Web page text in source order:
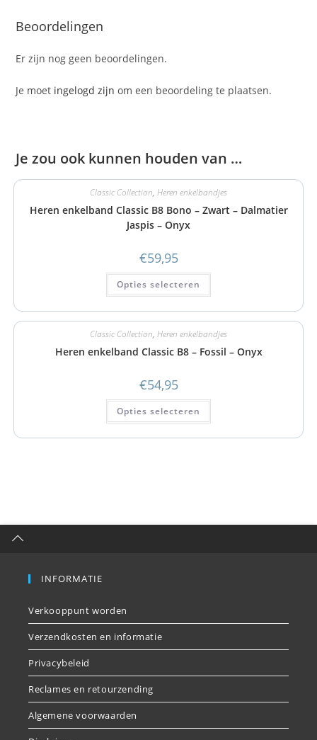
Beoordelingen
Er zijn nog geen beoordelingen.
Je moet ingelogd zijn om een beoordeling te plaatsen.
Je zou ook kunnen houden van …
Classic Collection, Heren enkelbandjes
Heren enkelband Classic B8 Bono – Zwart – Dalmatier
Jaspis – Onyx
€59,95
Opties selecteren
Classic Collection, Heren enkelbandjes
Heren enkelband Classic B8 – Fossil – Onyx
€54,95
Opties selecteren
INFORMATIE
Verkooppunt worden
Verzendkosten en informatie
Privacybeleid
Reclames en retourzending
Algemene voorwaarden